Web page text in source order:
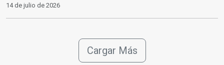
14 de julio de 2026
Cargar Más